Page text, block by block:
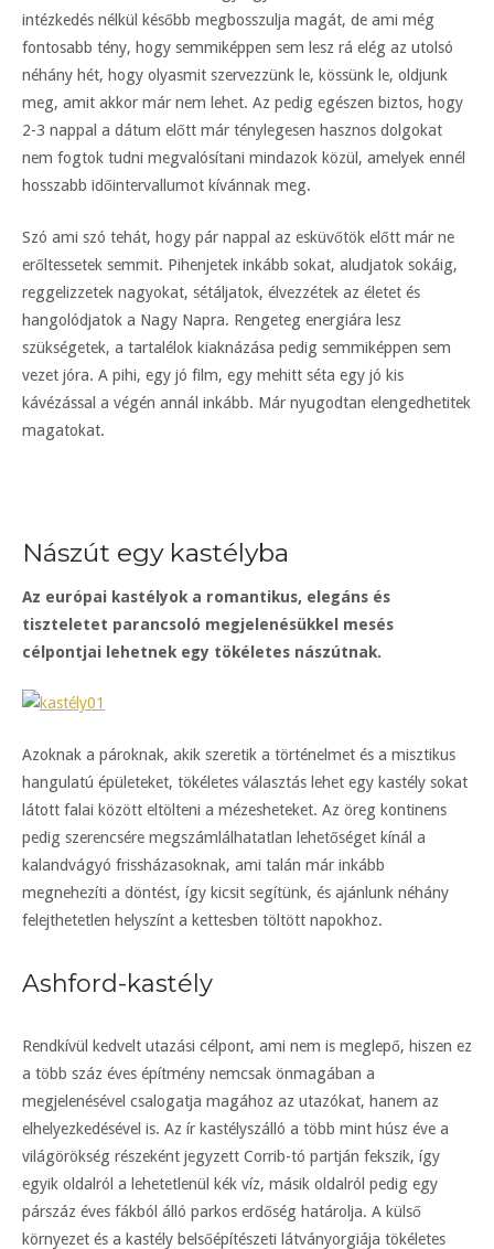
intézkedés nélkül később megbosszulja magát, de ami még
fontosabb tény, hogy semmiképpen sem lesz rá elég az utolsó
néhány hét, hogy olyasmit szervezzünk le, kössünk le, oldjunk
meg, amit akkor már nem lehet. Az pedig egészen biztos, hogy
2-3 nappal a dátum előtt már ténylegesen hasznos dolgokat
nem fogtok tudni megvalósítani mindazok közül, amelyek ennél
hosszabb időintervallumot kívánnak meg.
Szó ami szó tehát, hogy pár nappal az esküvőtök előtt már ne
erőltessetek semmit. Pihenjetek inkább sokat, aludjatok sokáig,
reggelizzetek nagyokat, sétáljatok, élvezzétek az életet és
hangolódjatok a Nagy Napra. Rengeteg energiára lesz
szükségetek, a tartalélok kiaknázása pedig semmiképpen sem
vezet jóra. A pihi, egy jó film, egy mehitt séta egy jó kis
kávézással a végén annál inkább. Már nyugodtan elengedhetitek
magatokat.
Nászút egy kastélyba
Az európai kastélyok a romantikus, elegáns és
tiszteletet parancsoló megjelenésükkel mesés
célpontjai lehetnek egy tökéletes nászútnak.
Azoknak a pároknak, akik szeretik a történelmet és a misztikus
hangulatú épületeket, tökéletes választás lehet egy kastély sokat
látott falai között eltölteni a mézesheteket. Az öreg kontinens
pedig szerencsére megszámlálhatatlan lehetőséget kínál a
kalandvágyó frissházasoknak, ami talán már inkább
megnehezíti a döntést, így kicsit segítünk, és ajánlunk néhány
felejthetetlen helyszínt a kettesben töltött napokhoz.
Ashford-kastély
Rendkívül kedvelt utazási célpont, ami nem is meglepő, hiszen ez
a több száz éves építmény nemcsak önmagában a
megjelenésével csalogatja magához az utazókat, hanem az
elhelyezkedésével is. Az ír kastélyszálló a több mint húsz éve a
világörökség részeként jegyzett Corrib-tó partján fekszik, így
egyik oldalról a lehetetlenül kék víz, másik oldalról pedig egy
párszáz éves fákból álló parkos erdőség határolja. A külső
környezet és a kastély belsőépítészeti látványorgiája tökéletes